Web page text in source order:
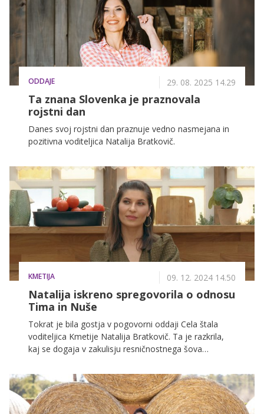
ODDAJE 29. 08. 2025 14.29
Ta znana Slovenka je praznovala
rojstni dan
Danes svoj rojstni dan praznuje vedno nasmejana in
pozitivna voditeljica Natalija Bratkovič.
KMETIJA 09. 12. 2024 14.50
Natalija iskreno spregovorila o odnosu
Tima in Nuše
Tokrat je bila gostja v pogovorni oddaji Cela štala
voditeljica Kmetije Natalija Bratkovič. Ta je razkrila,
kaj se dogaja v zakulisju resničnostnega šova
do Nuše.